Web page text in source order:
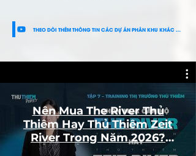
THEO DÕI THÊM THÔNG TIN CÁC DỰ ÁN PHÂN KHU KHÁC CÙNG THỦ THIÊM PROPERTY
Nên Mua The River Thủ
Thiêm Hay Thủ Thiêm Zeit
River Trong Năm 2026?
[HIỂU THỦ THIÊM TỪ A - Z]